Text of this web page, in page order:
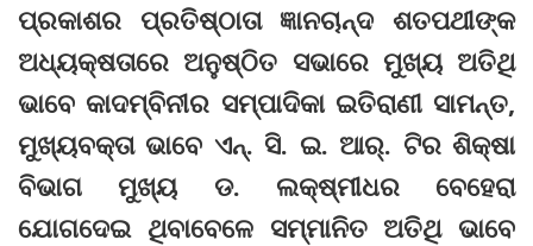
ପ୍ରକାଶର ପ୍ରତିଷ୍ଠାତା ଜ୍ଞାନଚାନ୍ଦ ଶତପଥୀଙ୍କ
ଅଧ୍ୟକ୍ଷତାରେ ଅନୁଷ୍ଠିତ ସଭାରେ ମୁଖ୍ୟ ଅତିଥି
ଭାବେ କାଦମ୍ବିନୀର ସମ୍ପାଦିକା ଇତିରାଣୀ ସାମନ୍ତ,
ମୁଖ୍ୟବକ୍ତା ଭାବେ ଏନ୍. ସି. ଇ. ଆର୍. ଟିର ଶିକ୍ଷା
ବିଭାଗ ମୁଖ୍ୟ ଡ. ଲକ୍ଷ୍ମୀଧର ବେହେରା
ଯୋଗଦେଇ ଥିବାବେଳେ ସମ୍ମାନିତ ଅତିଥି ଭାବେ